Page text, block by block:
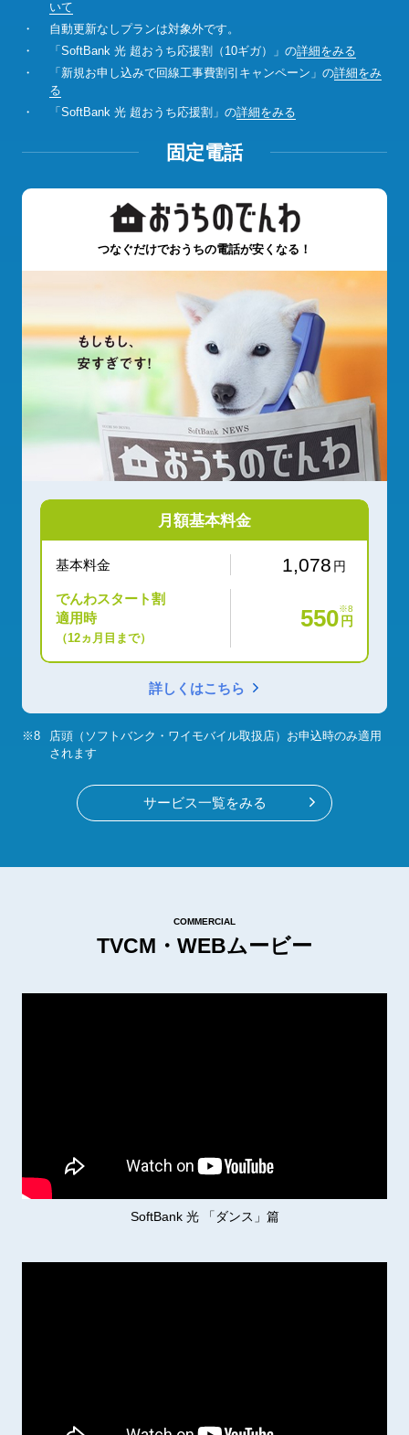
いて
・
自動更新なしプランは対象外です。
・
「SoftBank 光 超おうち応援割（10ギガ）」の詳細をみる
・
「新規お申し込みで回線工事費割引キャンペーン」の詳細をみ
る
・
「SoftBank 光 超おうち応援割」の詳細をみる
固定電話
つなぐだけでおうちの電話が安くなる！
月額基本料金
基本料金 1,078 円
でんわスタート割
適用時
（12ヵ月目まで）
550 円
※8
詳しくはこちら
※8
店頭（ソフトバンク・ワイモバイル取扱店）お申込時のみ適用
されます
サービス一覧をみる
COMMERCIAL
TVCM・WEBムービー
SoftBank 光 「ダンス」篇